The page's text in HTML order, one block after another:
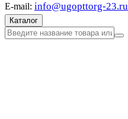
E-mail: info@ugopttorg-23.ru
Каталог